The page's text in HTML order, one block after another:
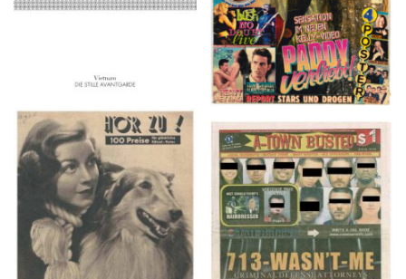
HÖR ZU! – 1949,
NUMMER 10, Woche
vom 27. Februar bis 05.
März
A-TOWN BUSTED –
8/15/16–9/1/16